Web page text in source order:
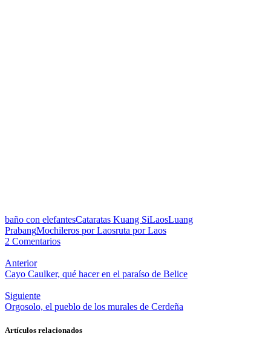
baño con elefantesCataratas Kuang SiLaosLuang
PrabangMochileros por Laosruta por Laos
2 Comentarios
Anterior
Cayo Caulker, qué hacer en el paraíso de Belice
Siguiente
Orgosolo, el pueblo de los murales de Cerdeña
Artículos relacionados